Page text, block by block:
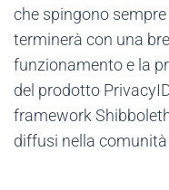
che spingono
terminerà con una
funzionamento e la
del prodotto
framework
diffusi nella comunità